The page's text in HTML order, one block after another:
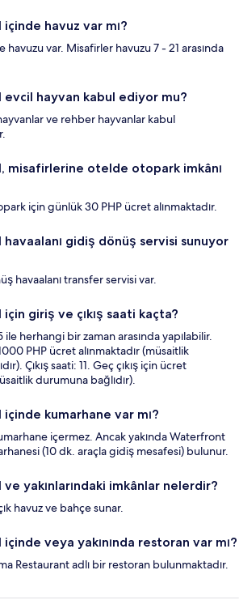
havuz var mı?
havuzu var. Misafirler havuzu 7 - 21 arasında
hayvan kabul ediyor mu?
ve rehber hayvanlar kabul
misafirlerine otelde otopark imkânı
için günlük 30 PHP ücret alınmaktadır.
gidiş dönüş servisi sunuyor
havaalanı transfer servisi var.
giriş ve çıkış saati kaçta?
ile herhangi bir zaman arasında yapılabilir.
PHP ücret alınmaktadır (müsaitlik
Çıkış saati: 11. Geç çıkış için ücret
durumuna bağlıdır).
kumarhane var mı?
içermez. Ancak yakında Waterfront
(10 dk. araçla gidiş mesafesi) bulunur.
yakınlarındaki imkânlar nelerdir?
havuz ve bahçe sunar.
veya yakınında restoran var mı?
Restaurant adlı bir restoran bulunmaktadır.